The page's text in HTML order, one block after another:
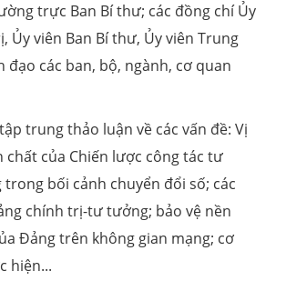
trực Ban Bí thư; các đồng chí Ủy
Ủy viên Ban Bí thư, Ủy viên Trung
đạo các ban, bộ, ngành, cơ quan
trung thảo luận về các vấn đề: Vị
của Chiến lược công tác tư
bối cảnh chuyển đổi số; các
chính trị-tư tưởng; bảo vệ nền
Đảng trên không gian mạng; cơ
hiện...